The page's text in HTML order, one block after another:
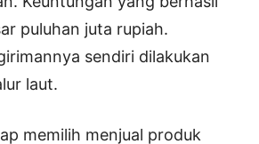
puluhan juta rupiah.
sendiri dilakukan
laut.
memilih menjual produk